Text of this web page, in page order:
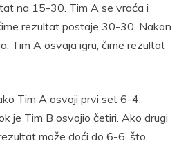
na 15-30. Tim A se vraća i
rezultat postaje 30-30. Nakon
Tim A osvaja igru, čime rezultat
Tim A osvoji prvi set 6-4,
je Tim B osvojio četiri. Ako drugi
može doći do 6-6, što